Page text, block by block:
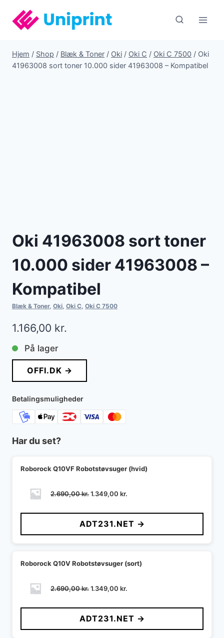
indhold
Hjem / Shop / Blæk & Toner / Oki / Oki C / Oki C 7500 / Oki
41963008 sort toner 10.000 sider 41963008 – Kompatibel
Oki 41963008 sort toner
10.000 sider 41963008 –
Kompatibel
Blæk & Toner, Oki, Oki C, Oki C 7500
1.166,00 kr.
På lager
OFFI.DK →
Betalingsmuligheder
Har du set?
Roborock Q10VF Robotstøvsuger (hvid)
2.690,00kr.Den
pris
var:
2.690,00 kr..
1.349,00 kr.
pris
er:
1.349,00 kr..
ADT231.NET →
Roborock Q10V Robotstøvsuger (sort)
2.690,00kr.Den
pris
var:
2.690,00 kr..
1.349,00 kr.
pris
er:
1.349,00 kr..
ADT231.NET →